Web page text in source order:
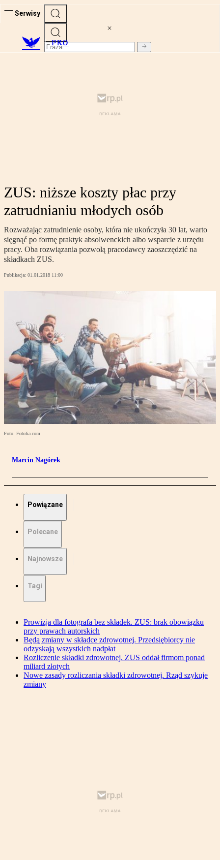
Serwisy
PRO
ZUS: niższe koszty płac przy
zatrudnianiu młodych osób
Rozważając zatrudnienie osoby, która nie ukończyła 30 lat, warto
sięgnąć po formę praktyk absolwenckich albo wsparcie z urzędu
pracy. Oba rozwiązania pozwolą pracodawcy zaoszczędzić na
składkach ZUS.
Publikacja: 01.01.2018 11:00
Foto: Fotolia.com
Marcin Nagórek
Powiązane
Polecane
Najnowsze
Tagi
Prowizja dla fotografa bez składek. ZUS: brak obowiązku
przy prawach autorskich
Będą zmiany w składce zdrowotnej. Przedsiębiorcy nie
odzyskają wszystkich nadpłat
Rozliczenie składki zdrowotnej. ZUS oddał firmom ponad
miliard złotych
Nowe zasady rozliczania składki zdrowotnej. Rząd szykuje
zmiany